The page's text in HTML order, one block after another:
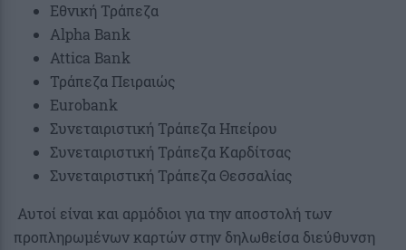
Εθνική Τράπεζα
Alpha Bank
Attica Bank
Τράπεζα Πειραιώς
Eurobank
Συνεταιριστική Τράπεζα Ηπείρου
Συνεταιριστική Τράπεζα Καρδίτσας
Συνεταιριστική Τράπεζα Θεσσαλίας
Αυτοί είναι και αρμόδιοι για την αποστολή των
προπληρωμένων καρτών στην δηλωθείσα διεύθυνση